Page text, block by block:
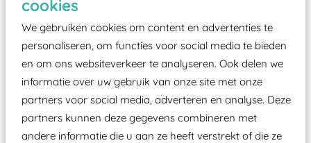
cookies
We gebruiken cookies om content en advertenties te
personaliseren, om functies voor social media te bieden
en om ons websiteverkeer te analyseren. Ook delen we
informatie over uw gebruik van onze site met onze
partners voor social media, adverteren en analyse. Deze
partners kunnen deze gegevens combineren met
andere informatie die u aan ze heeft verstrekt of die ze
moet zijn van een typekeuring, -plaatje en
certificering, uitgegeven door een Nederlands
aangewezen keuringsinstantie?
Wij ook speeltoestellen kunnen laten keuren zodat
ze toch binnen het Warenwetbesluit Attractie- en
Speeltoestellen vallen?